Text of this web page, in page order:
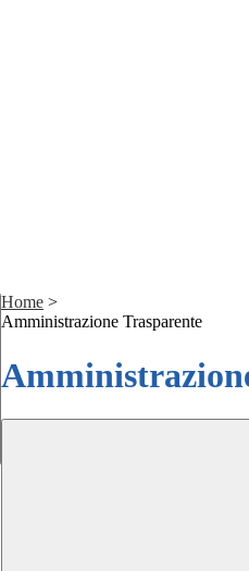
Home >
Amministrazione Trasparente